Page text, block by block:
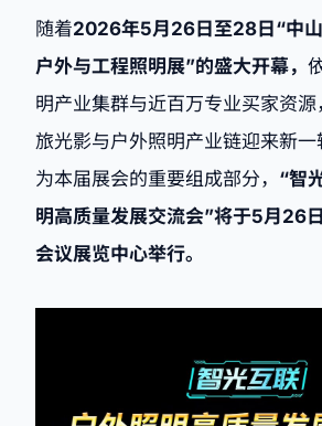
随着2026年5月26日至28日“中山
户外与工程照明展”的盛大开幕，
明产业集群与近百万专业买家资
旅光影与户外照明产业链迎来新
为本届展会的重要组成部分， “智
明高质量发展交流会”将于5月26
会议展览中心举行。